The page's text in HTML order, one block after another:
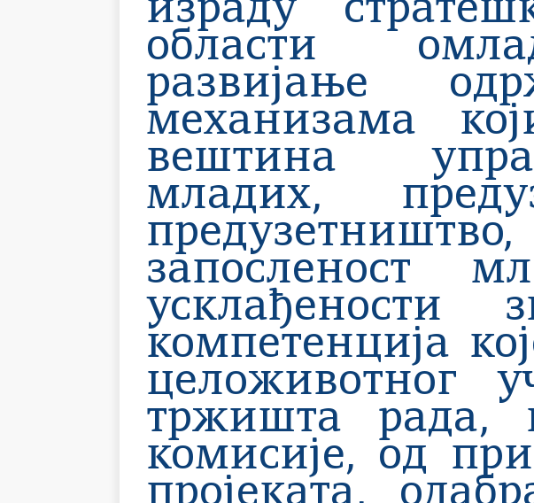
израду
области
развијање
механизама
вештина
младих,
запосленост
компетенција
целоживотног
тржишта рада,
комисије, од
пројеката,